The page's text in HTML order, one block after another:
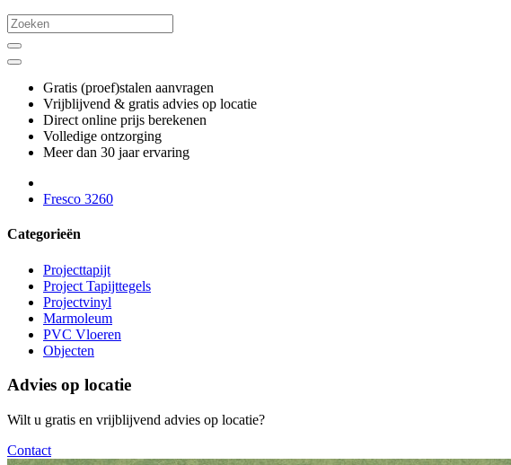
Gratis (proef)stalen aanvragen
Vrijblijvend & gratis advies op locatie
Direct online prijs berekenen
Volledige ontzorging
Meer dan 30 jaar ervaring
Fresco 3260
Categorieën
Projecttapijt
Project Tapijttegels
Projectvinyl
Marmoleum
PVC Vloeren
Objecten
Advies op locatie
Wilt u gratis en vrijblijvend advies op locatie?
Contact